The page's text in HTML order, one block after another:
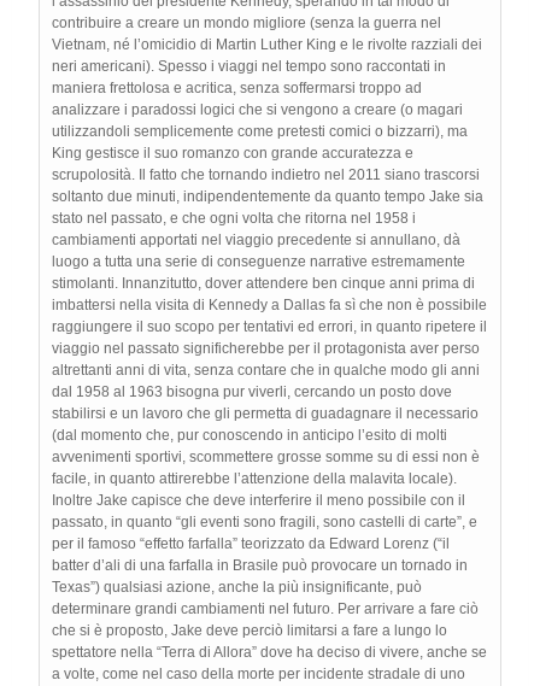
contribuire a creare un mondo migliore (senza la guerra nel
Vietnam, né l’omicidio di Martin Luther King e le rivolte razziali dei
neri americani). Spesso i viaggi nel tempo sono raccontati in
maniera frettolosa e acritica, senza soffermarsi troppo ad
analizzare i paradossi logici che si vengono a creare (o magari
utilizzandoli semplicemente come pretesti comici o bizzarri), ma
King gestisce il suo romanzo con grande accuratezza e
scrupolosità. Il fatto che tornando indietro nel 2011 siano trascorsi
soltanto due minuti, indipendentemente da quanto tempo Jake sia
stato nel passato, e che ogni volta che ritorna nel 1958 i
cambiamenti apportati nel viaggio precedente si annullano, dà
luogo a tutta una serie di conseguenze narrative estremamente
stimolanti. Innanzitutto, dover attendere ben cinque anni prima di
imbattersi nella visita di Kennedy a Dallas fa sì che non è possibile
raggiungere il suo scopo per tentativi ed errori, in quanto ripetere il
viaggio nel passato significherebbe per il protagonista aver perso
altrettanti anni di vita, senza contare che in qualche modo gli anni
dal 1958 al 1963 bisogna pur viverli, cercando un posto dove
stabilirsi e un lavoro che gli permetta di guadagnare il necessario
(dal momento che, pur conoscendo in anticipo l’esito di molti
avvenimenti sportivi, scommettere grosse somme su di essi non è
facile, in quanto attirerebbe l’attenzione della malavita locale).
Inoltre Jake capisce che deve interferire il meno possibile con il
passato, in quanto “gli eventi sono fragili, sono castelli di carte”, e
per il famoso “effetto farfalla” teorizzato da Edward Lorenz (“il
batter d’ali di una farfalla in Brasile può provocare un tornado in
Texas”) qualsiasi azione, anche la più insignificante, può
determinare grandi cambiamenti nel futuro. Per arrivare a fare ciò
che si è proposto, Jake deve perciò limitarsi a fare a lungo lo
spettatore nella “Terra di Allora” dove ha deciso di vivere, anche se
a volte, come nel caso della morte per incidente stradale di uno